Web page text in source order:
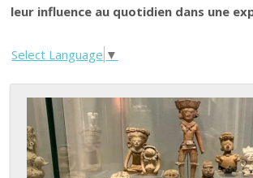
leur influence au quotidien dans une
Select Language ▼